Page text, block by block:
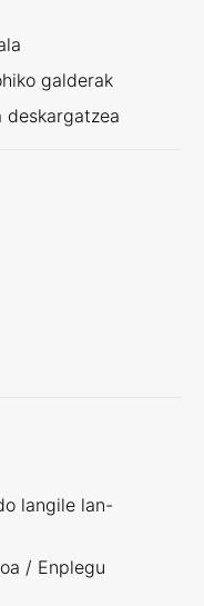
galderak
langile lan-
/ Enplegu